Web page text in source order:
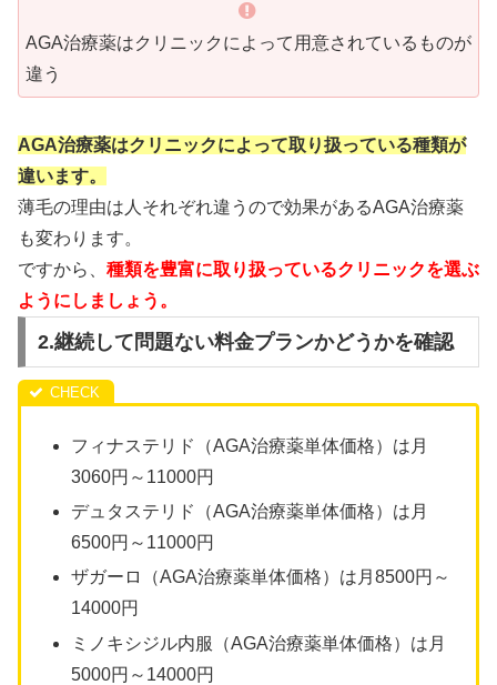
AGA治療薬はクリニックによって用意されているものが
違う
AGA治療薬はクリニックによって取り扱っている種類が
違います。
薄毛の理由は人それぞれ違うので効果があるAGA治療薬
も変わります。
ですから、 種類を豊富に取り扱っているクリニックを選ぶ
ようにしましょう。
2.継続して問題ない料金プランかどうかを確認
フィナステリド（AGA治療薬単体価格）は月
3060円～11000円
デュタステリド（AGA治療薬単体価格）は月
6500円～11000円
ザガーロ（AGA治療薬単体価格）は月8500円～
14000円
ミノキシジル内服（AGA治療薬単体価格）は月
5000円～14000円